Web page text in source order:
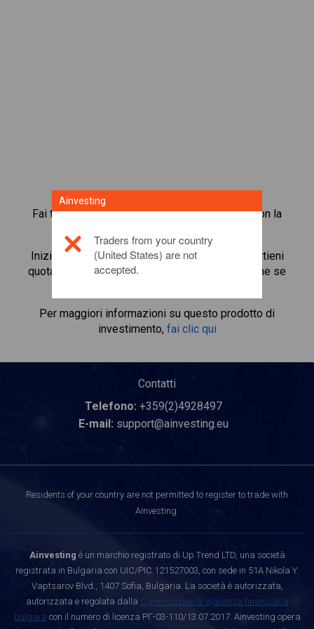
Fai trading in oltre 1.000 azioni internazionali con la
Inizia a fare trading in CFD suHaseko Corp
. Ottieni
quotazioni in tempo reale e ricevi dividendi, come se
Per maggiori informazioni su questo prodotto di
investimento, fai clic qui
Contatti
Telefono: +359(2)4928497
E-mail: support@ainvesting.eu
Residents of your country are not permitted to register to trade with
Ainvesting.
Ainvesting è un marchio registrato di Up Trend LTD, una società
registrata in Bulgaria con UIC/PIC 121527003, con sede in 51A Nikola Y.
Vaptsarov Blvd., 1407 Sofia, Bulgaria. La società è autorizzata,
autorizzata e regolata dalla Commissione di vigilanza finanziaria
bulgara con il numero di licenza РГ-03-110/13.07.2017. Ainvesting opera
Ainvesting
Traders from your country
(United States) are not
accepted.